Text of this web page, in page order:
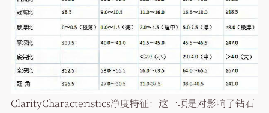
ClarityCharacteristics净度特征：这一项是对影响了钻石